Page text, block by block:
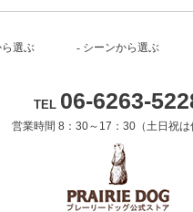
選ぶ シーンから選ぶ
TEL 06-6263-
営業時間 8：30～17：30（土日祝は